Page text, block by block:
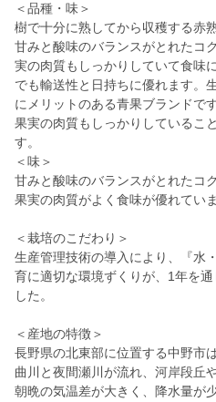
＜品種・味＞
樹で十分に熟してから収穫する赤
甘みと酸味のバランスがとれたコ
実の肉質もしっかりしていて食味
でも輸送性と日持ちに優れます。
にメリットのある青果ブランドです
果実の肉質もしっかりしているこ
す。
＜味＞
甘みと酸味のバランスがとれたコ
果実の肉質がよく食味が優れていま
＜栽培のこだわり＞
生産管理技術の導入により、『水
育に適切な環境ずくりが、1年を
した。
＜産地の特徴＞
長野県の北東部に位置する中野市
曲川と夜間瀬川が流れ、河岸段丘
朝晩の気温差が大きく、降水量が